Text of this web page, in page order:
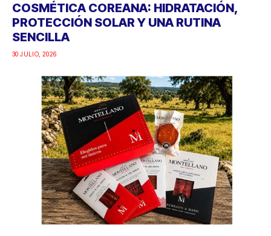
COSMÉTICA COREANA: HIDRATACIÓN,
PROTECCIÓN SOLAR Y UNA RUTINA
SENCILLA
30 JULIO, 2026